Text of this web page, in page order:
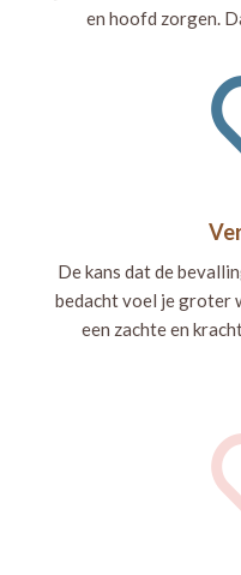
en hoofd zorgen.
De kans dat de
bedacht voel je groter
een zachte en